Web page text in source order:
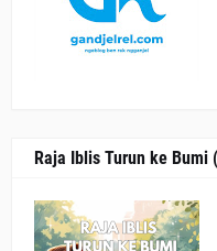
Raja Iblis Turun ke Bumi